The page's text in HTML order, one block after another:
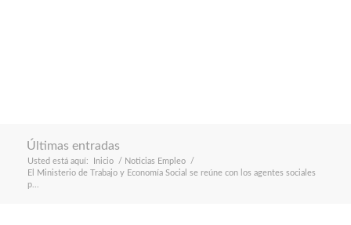
Últimas entradas
Usted está aquí: Inicio / Noticias Empleo
/
El Ministerio de Trabajo y Economía Social se reúne con los agentes sociales
p...